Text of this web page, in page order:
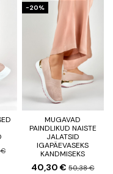
−20%
MUGAVAD
PAINDLIKUD NAISTE
JALATSID
IGAPÄEVASEKS
KANDMISEKS
40,30 €50,38 €